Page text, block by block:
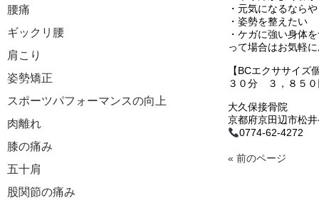
・元気になるなら
・姿勢を整えたい
・ケガに強い身体
って場合はお気軽
【BCエクササイズ
３０分 ３，８５０
大久保接骨院
京都府京田辺市松
0774-62-4272
« 前のページ
腰痛
ギックリ腰
肩こり
姿勢矯正
スポーツパフォーマンスの向上
肉離れ
膝の痛み
五十肩
股関節の痛み